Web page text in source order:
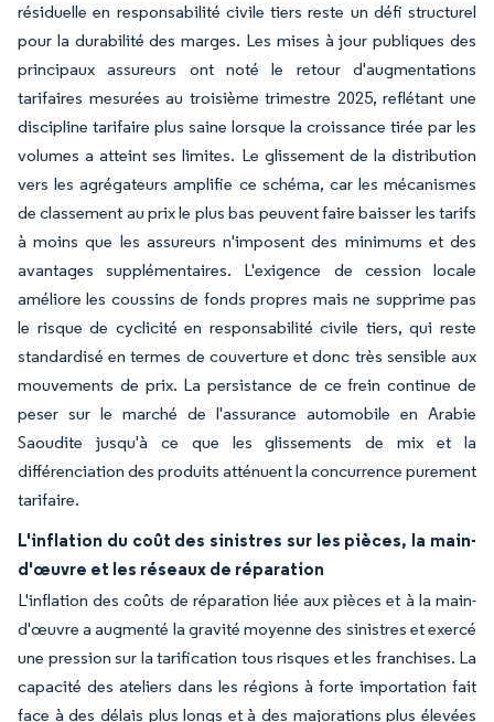
résiduelle en responsabilité civile tiers reste un défi structurel
pour la durabilité des marges. Les mises à jour publiques des
principaux assureurs ont noté le retour d'augmentations
tarifaires mesurées au troisième trimestre 2025, reflétant une
discipline tarifaire plus saine lorsque la croissance tirée par les
volumes a atteint ses limites. Le glissement de la distribution
vers les agrégateurs amplifie ce schéma, car les mécanismes
de classement au prix le plus bas peuvent faire baisser les tarifs
à moins que les assureurs n'imposent des minimums et des
avantages supplémentaires. L'exigence de cession locale
améliore les coussins de fonds propres mais ne supprime pas
le risque de cyclicité en responsabilité civile tiers, qui reste
standardisé en termes de couverture et donc très sensible aux
mouvements de prix. La persistance de ce frein continue de
peser sur le marché de l'assurance automobile en Arabie
Saoudite jusqu'à ce que les glissements de mix et la
différenciation des produits atténuent la concurrence purement
tarifaire.
L'inflation du coût des sinistres sur les pièces, la main-
d'œuvre et les réseaux de réparation
L'inflation des coûts de réparation liée aux pièces et à la main-
d'œuvre a augmenté la gravité moyenne des sinistres et exercé
une pression sur la tarification tous risques et les franchises. La
capacité des ateliers dans les régions à forte importation fait
face à des délais plus longs et à des majorations plus élevées